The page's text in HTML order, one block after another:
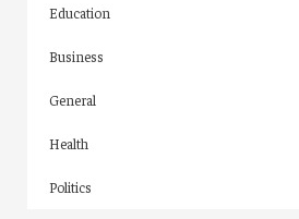
Education
Business
General
Health
Politics